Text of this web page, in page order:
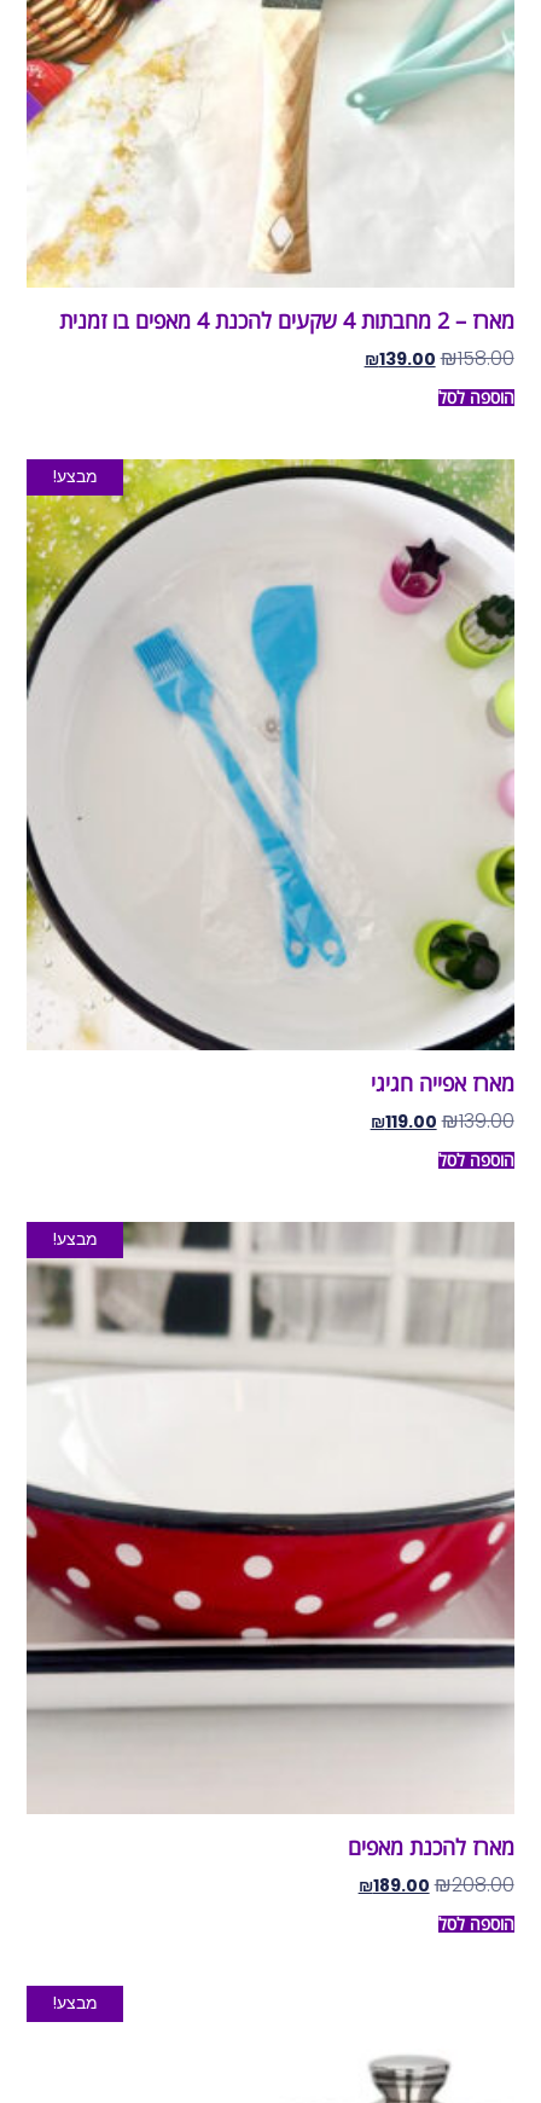
מארז – 2 מחבתות 4 שקעים להכנת 4 מאפים בו זמנית
₪158.00
₪139.00
הוספה לסל
מבצע!
מארז אפייה חגיגי
₪139.00
₪119.00
הוספה לסל
מבצע!
מארז להכנת מאפים
₪208.00
₪189.00
הוספה לסל
מבצע!